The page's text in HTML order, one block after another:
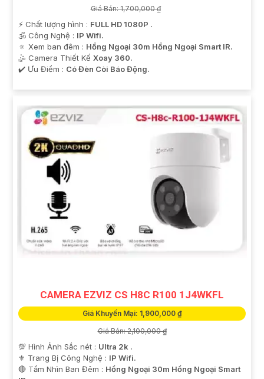
Giá Bán: 1,700,000 ₫
️⚡ Chất lượng hình : FULL HD 1080P .
🕉️ Công Nghệ : IP Wifi.
🔅 Xem ban đêm : Hồng Ngoại 30m Hồng Ngoại Smart IR.
🤹 Camera Thiết Kế Xoay 360.
️✔️ Ưu Điểm : Có Đèn Còi Báo Động.
CAMERA EZVIZ CS H8C R100 1J4WKFL
Giá Khuyến Mại: 1,900,000 ₫
Giá Bán: 2,100,000 ₫
💯 Hình Ảnh Sắc nét : Ultra 2k .
⚜️ Trang Bị Công Nghệ : IP Wifi.
🔴 Tầm Nhìn Ban Đêm : Hồng Ngoại 30m Hồng Ngoại Smart